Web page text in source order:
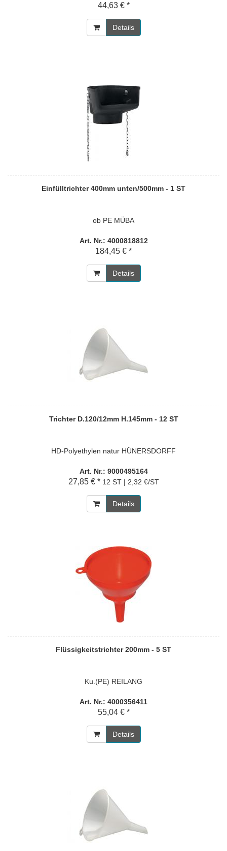
44,63 € *
Details
Einfülltrichter 400mm unten/500mm - 1 ST
ob PE MÜBA
Art. Nr.: 4000818812
184,45 € *
Details
Trichter D.120/12mm H.145mm - 12 ST
HD-Polyethylen natur HÜNERSDORFF
Art. Nr.: 9000495164
27,85 € * 12 ST | 2,32 €/ST
Details
Flüssigkeitstrichter 200mm - 5 ST
Ku.(PE) REILANG
Art. Nr.: 4000356411
55,04 € *
Details